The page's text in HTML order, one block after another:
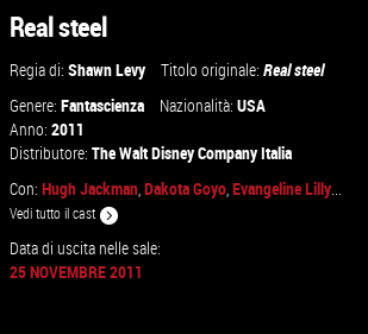
Real steel
Regia di:Shawn Levy Titolo originale:Real steel
Genere:Fantascienza Nazionalità:USA
Anno:2011
Distributore:The Walt Disney Company Italia
Con:Hugh Jackman,Dakota Goyo,Evangeline Lilly...
Vedi tutto il cast
Data di uscita nelle sale:
25 NOVEMBRE 2011